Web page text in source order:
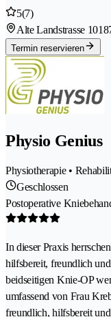
5(7)
Alte Landstrasse 101
Termin reservieren
Physio Genius
Physiotherapie •
Geschlossen
Postoperative
In dieser Praxis
hilfsbereit, freundlich
beidseitigen Knie-OP
umfassend von Frau
freundlich, hilfsbereit